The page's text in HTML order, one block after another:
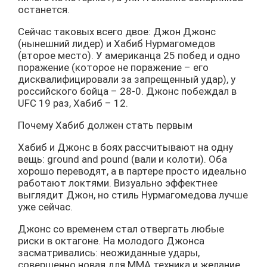
останется.
Сейчас таковых всего двое: Джон Джонс
(нынешний лидер) и Хабиб Нурмагомедов
(второе место). У американца 25 побед и одно
поражение (которое не поражение – его
дисквалифицировали за запрещенный удар), у
российского бойца – 28-0. Джонс побеждал в
UFC 19 раз, Хабиб – 12.
Почему Хабиб должен стать первым
Хабиб и Джонс в боях рассчитывают на одну
вещь: ground and pound (вали и колоти). Оба
хорошо переводят, а в партере просто идеально
работают локтями. Визуально эффектнее
выглядит Джон, но стиль Нурмагомедова лучше
уже сейчас.
Джонс со временем стал отвергать любые
риски в октагоне. На молодого Джонса
засматривались: неожиданные удары,